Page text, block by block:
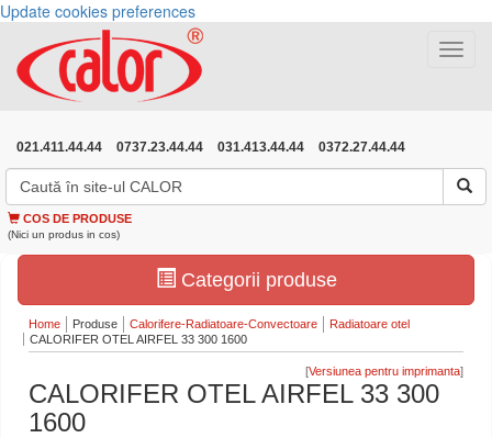
Update cookies preferences
Toggle
021.411.44.44 0737.23.44.44 031.413.44.44 0372.27.44.44
COS DE PRODUSE
(Nici un produs in cos)
Categorii produse
Home Produse Calorifere-Radiatoare-Convectoare
Radiatoare otel
CALORIFER OTEL AIRFEL 33 300 1600
[ ]
CALORIFER OTEL AIRFEL 33 300
1600